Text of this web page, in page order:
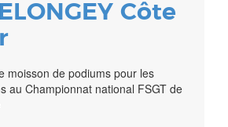
Côte
moisson de podiums pour les
au Championnat national FSGT de